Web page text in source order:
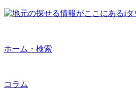
ホーム・検索
コラム